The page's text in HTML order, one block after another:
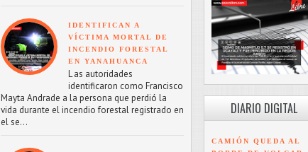
IDENTIFICAN A
VÍCTIMA MORTAL DE
INCENDIO FORESTAL
EN YANAHUANCA
L as autoridades
identificaron como Francisco
Mayta Andrade a la persona que perdió la
vida durante el incendio forestal registrado en
el se...
DIARIO DIGITAL
CAMIÓN QUEDA AL